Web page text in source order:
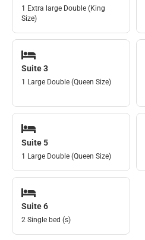
1 Extra large Double (King
Size)
Suite 3
1 Large Double (Queen Size)
Suite 5
1 Large Double (Queen Size)
Suite 6
2 Single bed (s)